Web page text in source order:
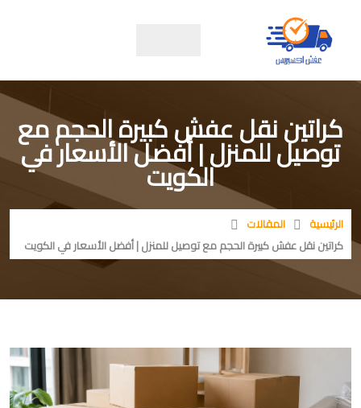
كراتين نقل عفش كبيرة الحجم مع
توصيل للمنزل | أفضل الأسعار في
الكويت
الرئيسية
المقالات
كراتين نقل عفش كبيرة الحجم مع توصيل للمنزل | أفضل الأسعار في الكويت